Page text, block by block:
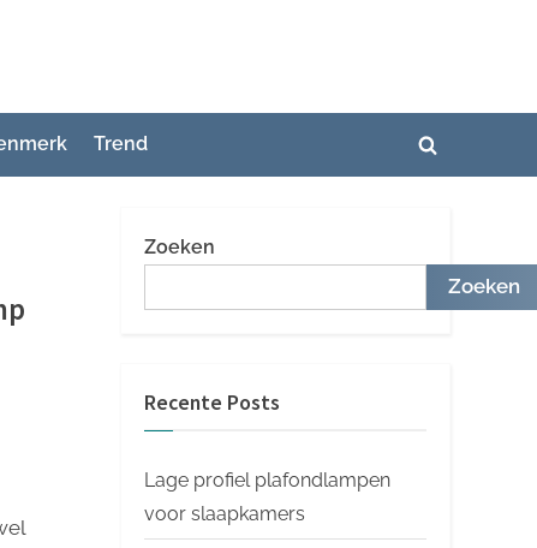
Trend
Toggle
Zoeken
Zoeken
Recente Posts
Lage profiel plafondlampen
voor slaapkamers